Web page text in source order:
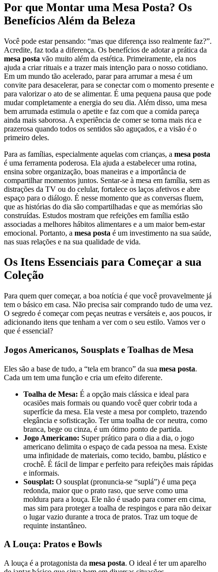
Por que Montar uma Mesa Posta? Os
Benefícios Além da Beleza
Você pode estar pensando: “mas que diferença isso realmente faz?”.
Acredite, faz toda a diferença. Os benefícios de adotar a prática da
mesa posta vão muito além da estética. Primeiramente, ela nos
ajuda a criar rituais e a trazer mais intenção para o nosso cotidiano.
Em um mundo tão acelerado, parar para arrumar a mesa é um
convite para desacelerar, para se conectar com o momento presente e
para valorizar o ato de se alimentar. É uma pequena pausa que pode
mudar completamente a energia do seu dia. Além disso, uma mesa
bem arrumada estimula o apetite e faz com que a comida pareça
ainda mais saborosa. A experiência de comer se torna mais rica e
prazerosa quando todos os sentidos são aguçados, e a visão é o
primeiro deles.
Para as famílias, especialmente aquelas com crianças, a mesa posta
é uma ferramenta poderosa. Ela ajuda a estabelecer uma rotina,
ensina sobre organização, boas maneiras e a importância de
compartilhar momentos juntos. Sentar-se à mesa em família, sem as
distrações da TV ou do celular, fortalece os laços afetivos e abre
espaço para o diálogo. É nesse momento que as conversas fluem,
que as histórias do dia são compartilhadas e que as memórias são
construídas. Estudos mostram que refeições em família estão
associadas a melhores hábitos alimentares e a um maior bem-estar
emocional. Portanto, a mesa posta é um investimento na sua saúde,
nas suas relações e na sua qualidade de vida.
Os Itens Essenciais para Começar a sua
Coleção
Para quem quer começar, a boa notícia é que você provavelmente já
tem o básico em casa. Não precisa sair comprando tudo de uma vez.
O segredo é começar com peças neutras e versáteis e, aos poucos, ir
adicionando itens que tenham a ver com o seu estilo. Vamos ver o
que é essencial?
Jogos Americanos, Sousplats e Toalhas de Mesa
Eles são a base de tudo, a “tela em branco” da sua mesa posta.
Cada um tem uma função e cria um efeito diferente.
Toalha de Mesa: É a opção mais clássica e ideal para
ocasiões mais formais ou quando você quer cobrir toda a
superfície da mesa. Ela veste a mesa por completo, trazendo
elegância e sofisticação. Ter uma toalha de cor neutra, como
branca, bege ou cinza, é um ótimo ponto de partida.
Jogo Americano: Super prático para o dia a dia, o jogo
americano delimita o espaço de cada pessoa na mesa. Existe
uma infinidade de materiais, como tecido, bambu, plástico e
crochê. É fácil de limpar e perfeito para refeições mais rápidas
e informais.
Sousplat: O sousplat (pronuncia-se “suplá”) é uma peça
redonda, maior que o prato raso, que serve como uma
moldura para a louça. Ele não é usado para comer em cima,
mas sim para proteger a toalha de respingos e para não deixar
o lugar vazio durante a troca de pratos. Traz um toque de
requinte instantâneo.
A Louça: Pratos e Bowls
A louça é a protagonista da mesa posta. O ideal é ter um aparelho